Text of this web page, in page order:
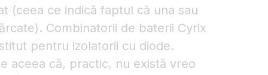
(ceea ce indică faptul că una sau
Combinatorii de baterii Cyrix
pentru izolatorii cu diode.
aceea că, practic, nu există vreo